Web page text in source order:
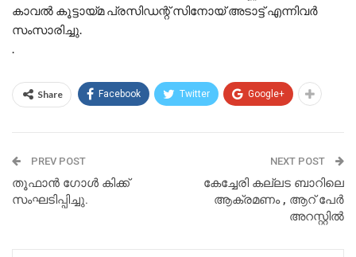
കാവൽ കൂട്ടായ്മ പ്രസിഡന്റ് സിനോയ് അടാട്ട് എന്നിവർ
സംസാരിച്ചു.
.
Share Facebook Twitter Google+
PREV POST
തൂഫാൻ ഗോൾ കിക്ക്
സംഘടിപ്പിച്ചു.
NEXT POST
കേച്ചേരി കല്ലട ബാറിലെ
ആക്രമണം , ആറ് പേർ
അറസ്റ്റിൽ